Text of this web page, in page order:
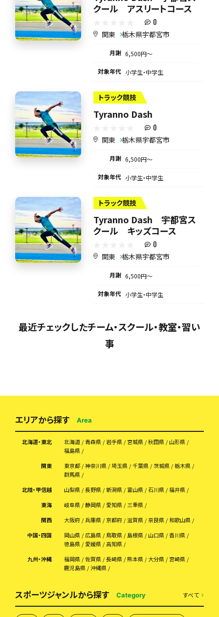
クール アスリートコース
0
関東 栃木県宇都宮市
月謝 6,500円〜
対象年代 小学生・中学生
トラック競技
Tyranno Dash
0
関東 栃木県宇都宮市
月謝 6,500円〜
対象年代 小学生・中学生
トラック競技
Tyranno Dash 宇都宮ス
クール キッズコース
0
関東 栃木県宇都宮市
月謝 6,500円〜
対象年代 小学生・中学生
最近チェックしたチーム・スクール・教室・習い
事
エリアから探す Area
北海道・東北 北海道 青森県 岩手県 宮城県 秋田県
山形県
福島県
関東
東京都 神奈川県 埼玉県 千葉県 茨城県
栃木県
群馬県
北陸・甲信越
山梨県 長野県 新潟県 富山県 石川県
福井県
東海
岐阜県 静岡県 愛知県
三重県
関西
大阪府 兵庫県 京都府 滋賀県 奈良県
和歌山県
中国・四国
岡山県 広島県 鳥取県 島根県 山口県
香川県
徳島県
愛媛県
高知県
九州・沖縄
福岡県 佐賀県 長崎県 熊本県 大分県
宮崎県
鹿児島県
沖縄県
スポーツジャンルから探す Category すべて